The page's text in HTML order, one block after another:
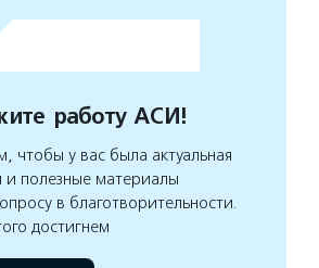
работу АСИ!
чтобы у вас была актуальная
полезные материалы
в благотворительности.
достигнем